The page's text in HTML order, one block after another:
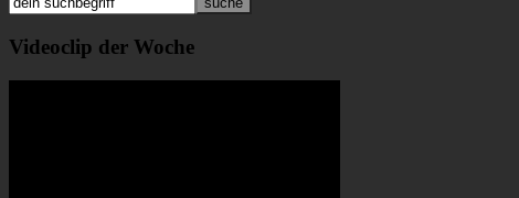
Videoclip der Woche